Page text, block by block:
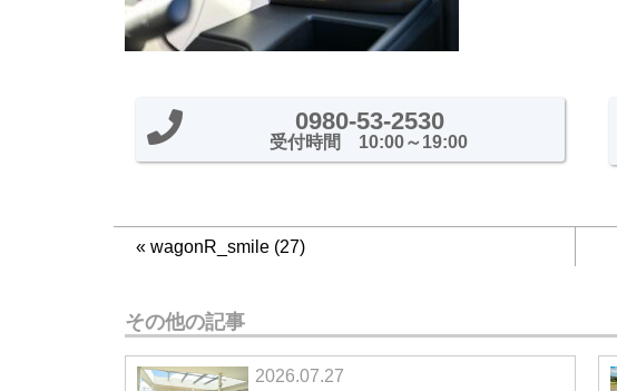
0980-53-2530
受付時間 10:00～19:00
« wagonR_smile (27)
その他の記事
2026.07.27